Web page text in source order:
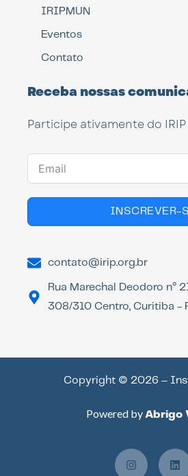
IRIPMUN
Eventos
Contato
Receba nossas
Participe ativamente do IRIP
INSCREVER-
contato@irip.org.br
Rua Marechal Deodoro n°
308/310 Centro, Curitiba -
Copyright © 2026 –
Powered by Abrigo